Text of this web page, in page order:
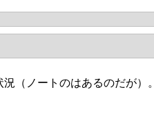
（ノートのはあるのだが）。